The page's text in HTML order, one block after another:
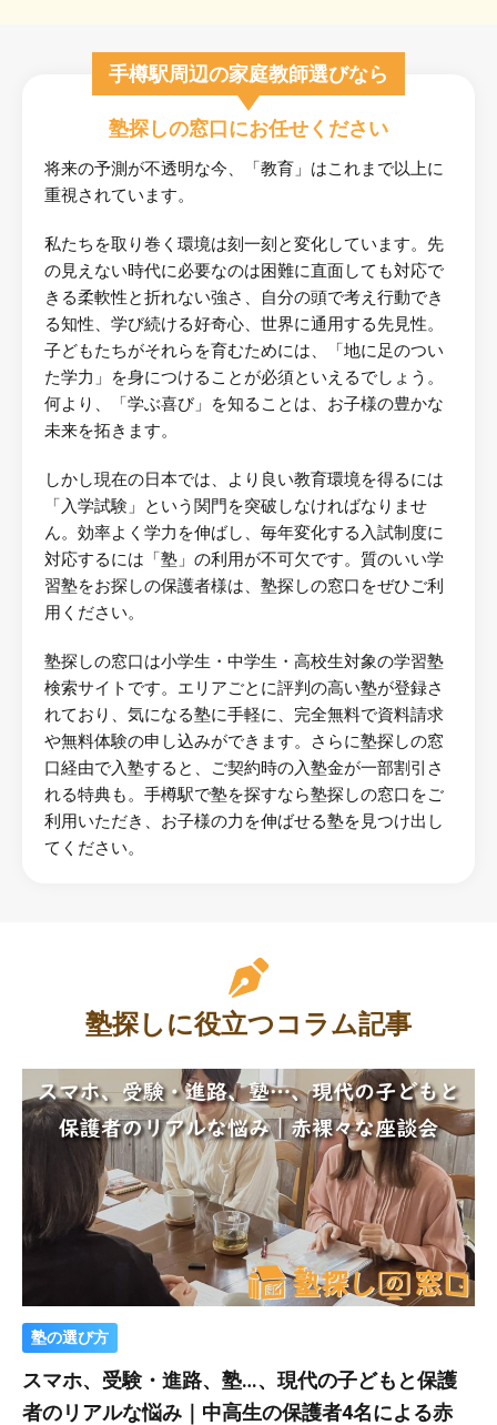
手樽駅周辺の家庭教師選びなら
塾探しの窓口にお任せください
将来の予測が不透明な今、「教育」はこれまで以上に
重視されています。
私たちを取り巻く環境は刻一刻と変化しています。先
の見えない時代に必要なのは困難に直面しても対応で
きる柔軟性と折れない強さ、自分の頭で考え行動でき
る知性、学び続ける好奇心、世界に通用する先見性。
子どもたちがそれらを育むためには、「地に足のつい
た学力」を身につけることが必須といえるでしょう。
何より、「学ぶ喜び」を知ることは、お子様の豊かな
未来を拓きます。
しかし現在の日本では、より良い教育環境を得るには
「入学試験」という関門を突破しなければなりませ
ん。効率よく学力を伸ばし、毎年変化する入試制度に
対応するには「塾」の利用が不可欠です。質のいい学
習塾をお探しの保護者様は、塾探しの窓口をぜひご利
用ください。
塾探しの窓口は小学生・中学生・高校生対象の学習塾
検索サイトです。エリアごとに評判の高い塾が登録さ
れており、気になる塾に手軽に、完全無料で資料請求
や無料体験の申し込みができます。さらに塾探しの窓
口経由で入塾すると、ご契約時の入塾金が一部割引さ
れる特典も。手樽駅で塾を探すなら塾探しの窓口をご
利用いただき、お子様の力を伸ばせる塾を見つけ出し
てください。
塾探しに役立つコラム記事
塾の選び方
スマホ、受験・進路、塾…、現代の子どもと保護
者のリアルな悩み｜中高生の保護者4名による赤